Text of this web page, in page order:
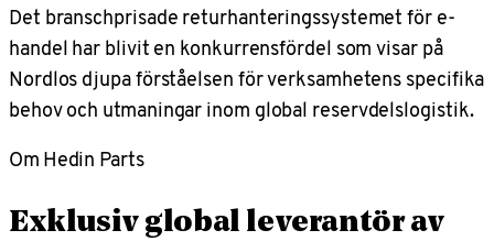
Det branschprisade returhanteringssystemet för e-
handel har blivit en konkurrensfördel som visar på
Nordlos djupa förståelsen för verksamhetens specifika
behov och utmaningar inom global reservdelslogistik.
Om Hedin Parts
Exklusiv global leverantör av